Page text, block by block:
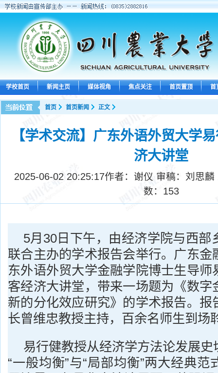
学校首页 新闻主页 媒体视角 焦点关注 首页置顶 首
首页 首页新闻 正文
【学术交流】广东外语外贸大学
济大讲堂
2025-06-02 20:25:17作者：谢仪 ​审稿：刘思
数： 153
5月30日下午，由经济学院与西部
联合主办的学术报告会举行。广东金
东外语外贸大学金融学院博士生导师
客经济大讲堂，带来一场题为《数字
新的分化效应研究》的学术报告。报
长曾维忠教授主持，百余名师生到场
易行健教授从经济学方法论发展
“一般均衡”与“局部均衡”两大经典